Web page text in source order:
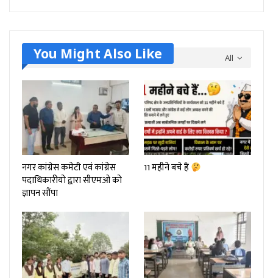
All
You Might Also Like
नगर कांग्रेस कमेटी एवं कांग्रेस
पदाधिकारीयो द्वारा सीएमओ को
ज्ञापन सौंपा
11 महीने बचे हैं